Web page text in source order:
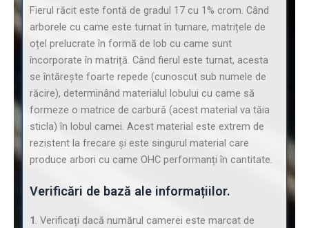
Fierul răcit este fontă de gradul 17 cu 1% crom. Când
arborele cu came este turnat în turnare, matrițele de
oțel prelucrate în formă de lob cu came sunt
încorporate în matriță. Când fierul este turnat, acesta
se întărește foarte repede (cunoscut sub numele de
răcire), determinând materialul lobului cu came să
formeze o matrice de carbură (acest material va tăia
sticla) în lobul camei. Acest material este extrem de
rezistent la frecare și este singurul material care
produce arbori cu came OHC performanți în cantitate.
Verificări de bază ale informațiilor.
1. Verificați dacă numărul camerei este marcat de